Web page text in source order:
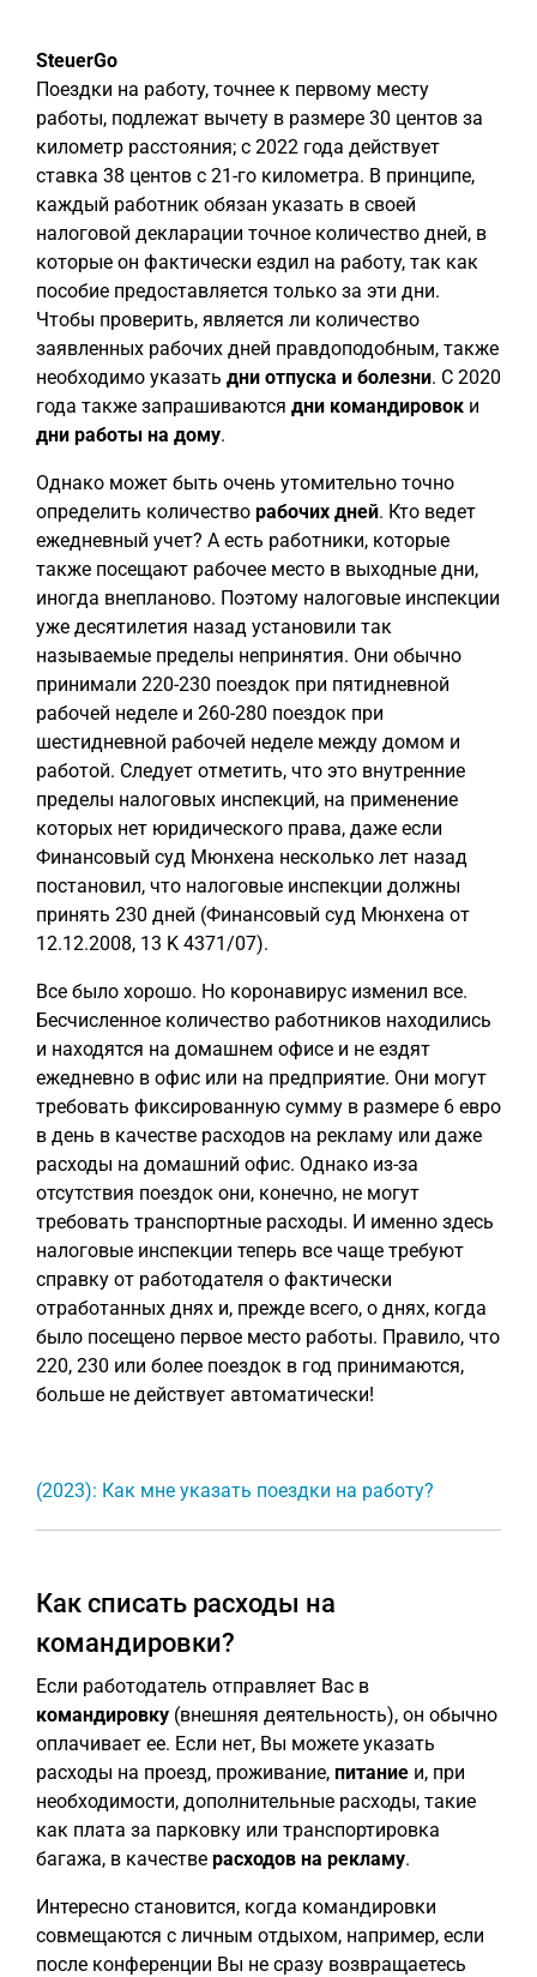
SteuerGo
Поездки на работу, точнее к первому месту
работы, подлежат вычету в размере 30 центов за
километр расстояния; с 2022 года действует
ставка 38 центов с 21-го километра. В принципе,
каждый работник обязан указать в своей
налоговой декларации точное количество дней, в
которые он фактически ездил на работу, так как
пособие предоставляется только за эти дни.
Чтобы проверить, является ли количество
заявленных рабочих дней правдоподобным, также
необходимо указать дни отпуска и болезни. С 2020
года также запрашиваются дни командировок и
дни работы на дому.
Однако может быть очень утомительно точно
определить количество рабочих дней. Кто ведет
ежедневный учет? А есть работники, которые
также посещают рабочее место в выходные дни,
иногда внепланово. Поэтому налоговые инспекции
уже десятилетия назад установили так
называемые пределы непринятия. Они обычно
принимали 220-230 поездок при пятидневной
рабочей неделе и 260-280 поездок при
шестидневной рабочей неделе между домом и
работой. Следует отметить, что это внутренние
пределы налоговых инспекций, на применение
которых нет юридического права, даже если
Финансовый суд Мюнхена несколько лет назад
постановил, что налоговые инспекции должны
принять 230 дней (Финансовый суд Мюнхена от
12.12.2008, 13 K 4371/07).
Все было хорошо. Но коронавирус изменил все.
Бесчисленное количество работников находились
и находятся на домашнем офисе и не ездят
ежедневно в офис или на предприятие. Они могут
требовать фиксированную сумму в размере 6 евро
в день в качестве расходов на рекламу или даже
расходы на домашний офис. Однако из-за
отсутствия поездок они, конечно, не могут
требовать транспортные расходы. И именно здесь
налоговые инспекции теперь все чаще требуют
справку от работодателя о фактически
отработанных днях и, прежде всего, о днях, когда
было посещено первое место работы. Правило, что
220, 230 или более поездок в год принимаются,
больше не действует автоматически!
(2023): Как мне указать поездки на работу?
Как списать расходы на
командировки?
Если работодатель отправляет Вас в
командировку (внешняя деятельность), он обычно
оплачивает ее. Если нет, Вы можете указать
расходы на проезд, проживание, питание и, при
необходимости, дополнительные расходы, такие
как плата за парковку или транспортировка
багажа, в качестве расходов на рекламу.
Интересно становится, когда командировки
совмещаются с личным отдыхом, например, если
после конференции Вы не сразу возвращаетесь